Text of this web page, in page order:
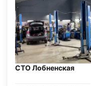
СТО Лобненская